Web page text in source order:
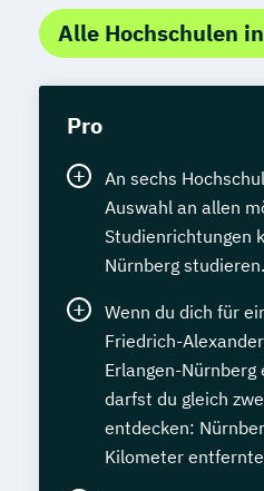
Alle Hochschulen
Pro
An sechs
Auswahl an allen
Studienrichtungen
Nürnberg studieren.
Wenn du dich für
Friedrich-
Erlangen-
darfst du gleich
entdecken:
Kilometer